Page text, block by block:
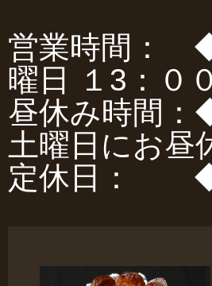
営業時間：
曜日 １3：０
昼休み時間
土曜日にお昼
定休日： ◆